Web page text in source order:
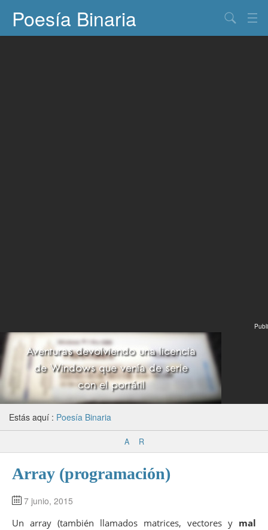
Poesía Binaria
Publi
Estás aquí : Poesía Binaria
A R
Array (programación)
7 junio, 2015
Un array (también llamados matrices, vectores y mal